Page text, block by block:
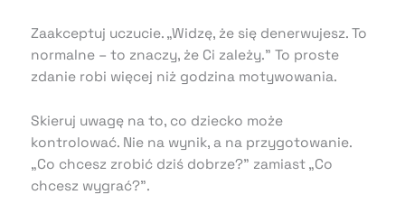
Zaakceptuj uczucie. „Widzę, że się denerwujesz. To
normalne – to znaczy, że Ci zależy.” To proste
zdanie robi więcej niż godzina motywowania.
Skieruj uwagę na to, co dziecko może
kontrolować. Nie na wynik, a na przygotowanie.
„Co chcesz zrobić dziś dobrze?” zamiast „Co
chcesz wygrać?”.